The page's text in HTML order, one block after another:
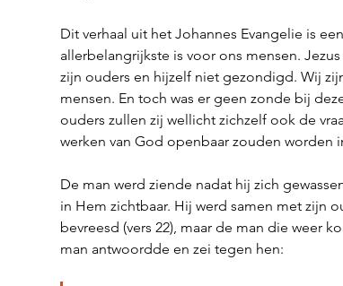
Dit verhaal uit het Johannes Evangelie is
allerbelangrijkste is voor ons mensen.
zijn ouders en hijzelf niet gezondigd. Wij
mensen. En toch was er geen zonde bij
ouders zullen zij wellicht zichzelf ook de
werken van God openbaar zouden worden
De man werd ziende nadat hij zich
in Hem zichtbaar. Hij werd samen met zijn
bevreesd (vers 22), maar de man die weer
man antwoordde en zei tegen hen: